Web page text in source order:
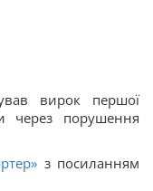
вирок першої
через порушення
з посиланням